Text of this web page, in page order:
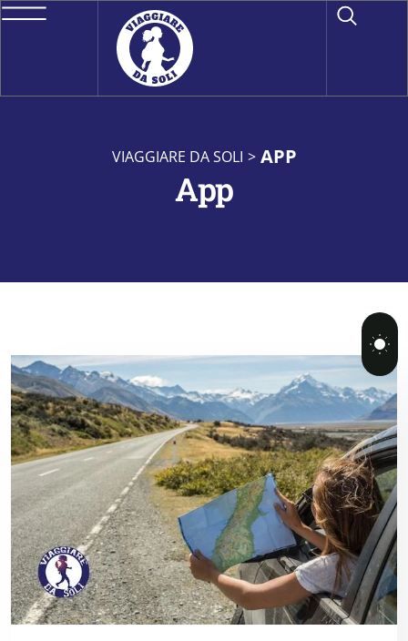
VIAGGIARE DA SOLI > APP
App